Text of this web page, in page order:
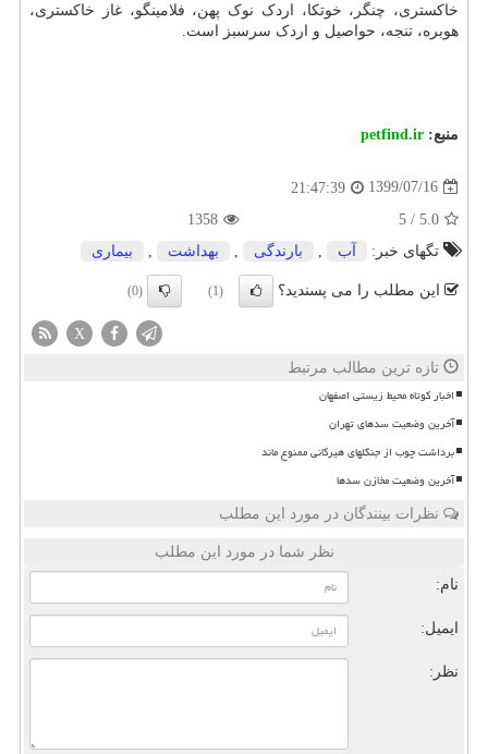
خاکستری، چنگر، خوتکا، اردک نوک پهن، فلامینگو، غاز خاکستری،
هوبره، تنجه، حواصیل و اردک سرسبز است.
منبع: petfind.ir
1399/07/16
21:47:39
5.0
/
5
1358
تگهای خبر:
آب بارندگی بهداشت بیماری
این مطلب را می پسندید؟ (1)
(0)
X
تازه ترین مطالب مرتبط
اخبار کوتاه محیط زیستی اصفهان
آخرین وضعیت سدهای تهران
برداشت چوب از جنگلهای هیرکانی ممنوع ماند
آخرین وضعیت مخازن سدها
نظرات بینندگان در مورد این مطلب
نظر شما در مورد این مطلب
نام:
ایمیل:
نظر: